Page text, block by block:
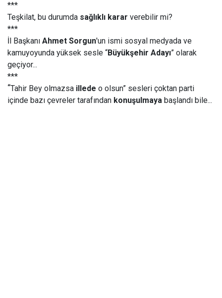
***
Teşkilat, bu durumda sağlıklı karar verebilir mi?
***
İl Başkanı Ahmet Sorgun'un ismi sosyal medyada ve
kamuyoyunda yüksek sesle “Büyükşehir Adayı” olarak
geçiyor...
***
“Tahir Bey olmazsa illede o olsun” sesleri çoktan parti
içinde bazı çevreler tarafından konuşulmaya başlandı bile...